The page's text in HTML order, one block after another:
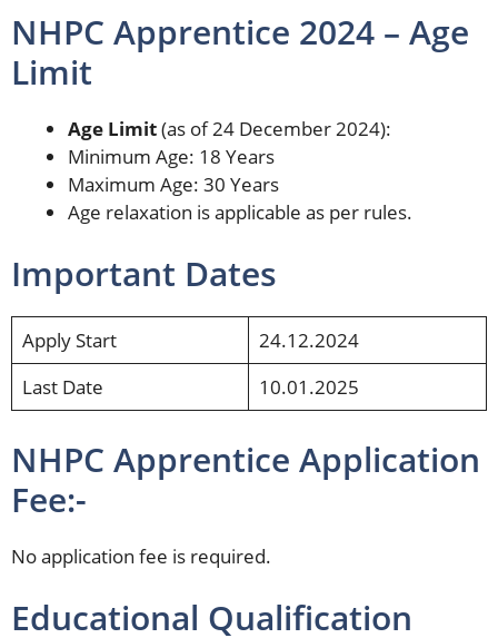
NHPC Apprentice 2024 – Age
Limit
Age Limit(as of 24 December 2024):
Minimum Age: 18 Years
Maximum Age: 30 Years
Age relaxation is applicable as per rules.
Important Dates
Apply Start
24.12.2024
Last Date
10.01.2025
NHPC Apprentice Application
Fee:-
No application fee is required.
Educational Qualification